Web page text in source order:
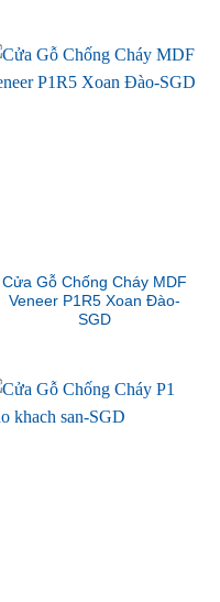
Cửa Gỗ Chống Cháy MDF
Veneer P1R5 Xoan Đào-
SGD